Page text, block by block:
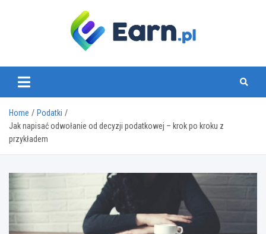
www.earn.pl
Home
Podatki
Jak napisać odwołanie od decyzji podatkowej – krok po kroku z
przykładem